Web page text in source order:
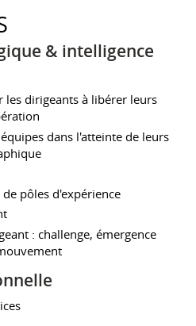
& intelligence
les dirigeants à libérer leurs
dans l'atteinte de leurs
pôles d'expérience
: challenge, émergence